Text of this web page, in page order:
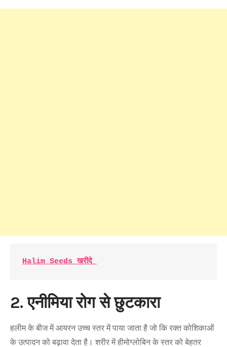
Halim Seeds खरीदे
2. एनीमिया रोग से छुटकारा
हलीम के बीज में आयरन उच्च स्तर में पाया जाता है जो कि रक्त कोशिकाओं
के उत्पादन को बढ़ावा देता है। शरीर में हीमोग्लोबिन के स्तर को बेहतर